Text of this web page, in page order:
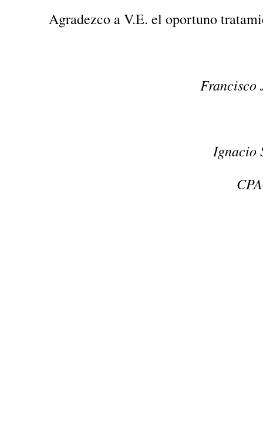
Agradezco a V.E. el oportuno
Francisco
Ignacio